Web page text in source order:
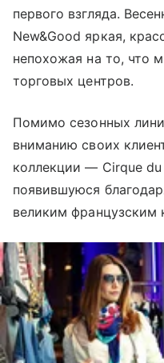
первого взгляда.
New&Good яркая,
непохожая на то, что
торговых центров.
Помимо сезонных
вниманию своих
коллекции — Cirque
появившуюся
великим французским